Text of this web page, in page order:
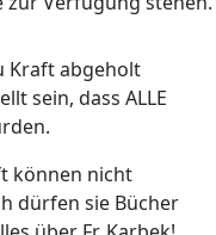
Kraft abgeholt
sein, dass ALLE
können nicht
dürfen sie Bücher